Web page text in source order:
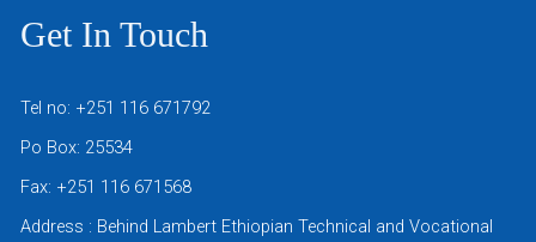
Get In Touch
Tel no: +251 116 671792
Po Box: 25534
Fax: +251 116 671568
Address : Behind Lambert Ethiopian Technical and Vocational